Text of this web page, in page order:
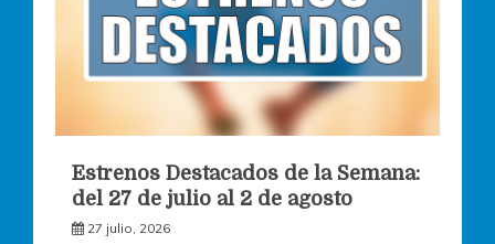
Estrenos Destacados de la Semana:
del 27 de julio al 2 de agosto
27 julio, 2026